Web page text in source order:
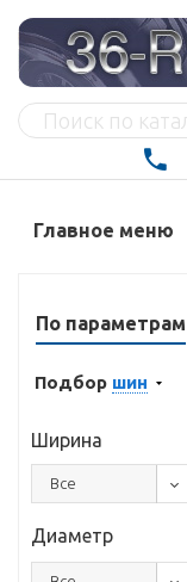
Главное меню
По параметрам
Подбор шин
Ширина
Все
Диаметр